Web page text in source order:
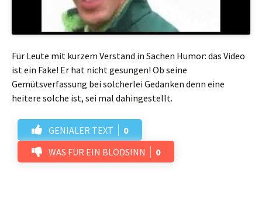
Für Leute mit kurzem Verstand in Sachen Humor: das Video
ist ein Fake! Er hat nicht gesungen! Ob seine
Gemütsverfassung bei solcherlei Gedanken denn eine
heitere solche ist, sei mal dahingestellt.
GENIALER TEXT
0
WAS FÜR EIN BLÖDSINN
0